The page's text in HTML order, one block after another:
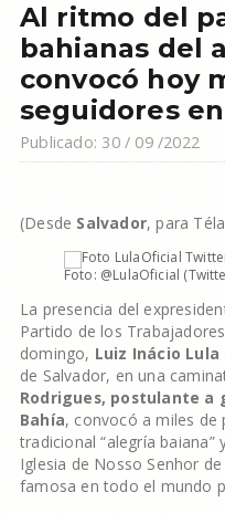
Al ritmo del
bahianas del
convocó hoy
seguidores
Publicado: 30 / 09 /2022
(Desde Salvador, para
Foto: @LulaOficial
La presencia del
Partido de los
domingo, Luiz Inácio Lula
de Salvador, en una
Rodrigues, postulante a
Bahía, convocó a miles de
tradicional “alegría
Iglesia de Nosso Senhor
famosa en todo el mundo